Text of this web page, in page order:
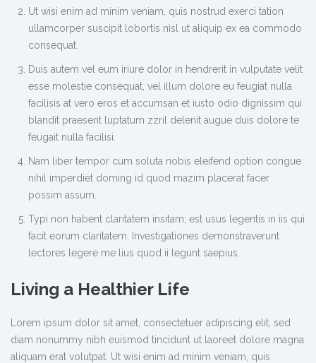
Ut wisi enim ad minim veniam, quis nostrud exerci tation
ullamcorper suscipit lobortis nisl ut aliquip ex ea commodo
consequat.
Duis autem vel eum iriure dolor in hendrerit in vulputate velit
esse molestie consequat, vel illum dolore eu feugiat nulla
facilisis at vero eros et accumsan et iusto odio dignissim qui
blandit praesent luptatum zzril delenit augue duis dolore te
feugait nulla facilisi.
Nam liber tempor cum soluta nobis eleifend option congue
nihil imperdiet doming id quod mazim placerat facer
possim assum.
Typi non habent claritatem insitam; est usus legentis in iis qui
facit eorum claritatem. Investigationes demonstraverunt
lectores legere me lius quod ii legunt saepius.
Living a Healthier Life
Lorem ipsum dolor sit amet, consectetuer adipiscing elit, sed
diam nonummy nibh euismod tincidunt ut laoreet dolore magna
aliquam erat volutpat. Ut wisi enim ad minim veniam, quis